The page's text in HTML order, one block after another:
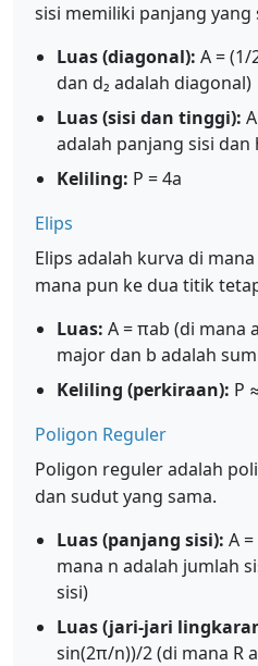
sisi memiliki panjang yang
Luas (diagonal): A = (1/
dan d₂ adalah diagonal)
Luas (sisi dan tinggi):
adalah panjang sisi
Keliling: P = 4a
Elips
Elips adalah kurva di
mana pun ke dua titik
Luas: A = πab (di mana
major dan b adalah
Keliling (perkiraan): P
Poligon Reguler
Poligon reguler adalah
dan sudut yang sama.
Luas (panjang sisi): A
mana n adalah jumlah
sisi)
Luas (jari-jari
sin(2π/n))/2 (di mana R